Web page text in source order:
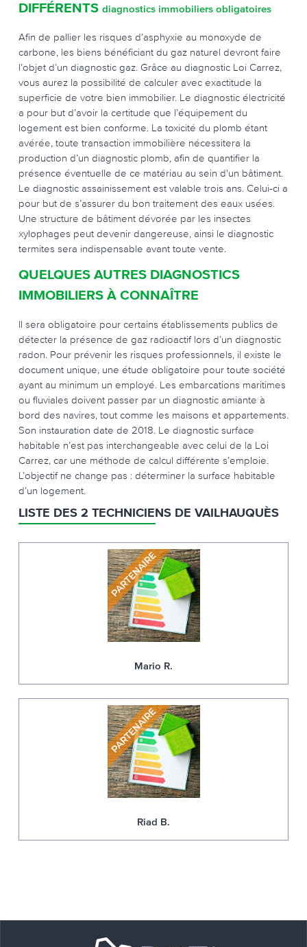
DIFFÉRENTS diagnostics immobiliers obligatoires
Afin de pallier les risques d’asphyxie au monoxyde de
carbone, les biens bénéficiant du gaz naturel devront faire
l’objet d’un diagnostic gaz. Grâce au diagnostic Loi Carrez,
vous aurez la possibilité de calculer avec exactitude la
superficie de votre bien immobilier. Le diagnostic électricité
a pour but d’avoir la certitude que l’équipement du
logement est bien conforme. La toxicité du plomb étant
avérée, toute transaction immobilière nécessitera la
production d’un diagnostic plomb, afin de quantifier la
présence éventuelle de ce matériau au sein d'un bâtiment.
Le diagnostic assainissement est valable trois ans. Celui-ci a
pour but de s’assurer du bon traitement des eaux usées.
Une structure de bâtiment dévorée par les insectes
xylophages peut devenir dangereuse, ainsi le diagnostic
termites sera indispensable avant toute vente.
QUELQUES AUTRES DIAGNOSTICS
IMMOBILIERS À CONNAÎTRE
Il sera obligatoire pour certains établissements publics de
détecter la présence de gaz radioactif lors d’un diagnostic
radon. Pour prévenir les risques professionnels, il existe le
document unique, une étude obligatoire pour toute société
ayant au minimum un employé. Les embarcations maritimes
ou fluviales doivent passer par un diagnostic amiante à
bord des navires, tout comme les maisons et appartements.
Son instauration date de 2018. Le diagnostic surface
habitable n’est pas interchangeable avec celui de la Loi
Carrez, car une méthode de calcul différente s’emploie.
L’objectif ne change pas : déterminer la surface habitable
d’un logement.
LISTE DES 2 TECHNICIENS DE VAILHAUQUÈS
Mario R.
Riad B.